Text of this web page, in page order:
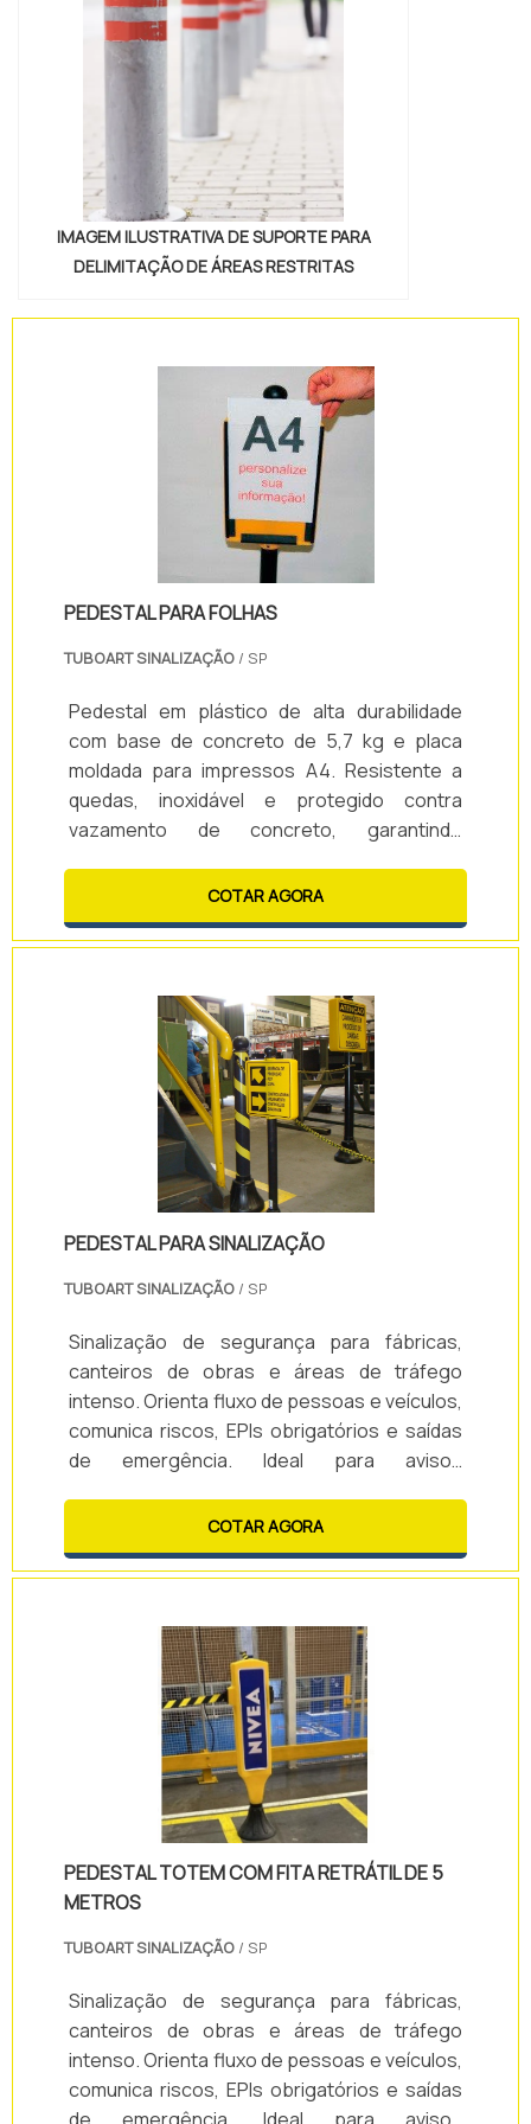
IMAGEM ILUSTRATIVA DE SUPORTE PARA
DELIMITAÇÃO DE ÁREAS RESTRITAS
PEDESTAL PARA FOLHAS
TUBOART SINALIZAÇÃO / SP
Pedestal em plástico de alta durabilidade
com base de concreto de 5,7 kg e placa
moldada para impressos A4. Resistente a
quedas, inoxidável e protegido contra
vazamento de concreto, garantindo
informações de forma prática e visualmente
superior, mesmo em ambientes externos.
COTAR AGORA
PEDESTAL PARA SINALIZAÇÃO
TUBOART SINALIZAÇÃO / SP
Sinalização de segurança para fábricas,
canteiros de obras e áreas de tráfego
intenso. Orienta fluxo de pessoas e veículos,
comunica riscos, EPIs obrigatórios e saídas
de emergência. Ideal para avisos
comunicação rápida em ambientes
industriais e comerciais.
COTAR AGORA
PEDESTAL TOTEM COM FITA RETRÁTIL DE 5
METROS
TUBOART SINALIZAÇÃO / SP
Sinalização de segurança para fábricas,
canteiros de obras e áreas de tráfego
intenso. Orienta fluxo de pessoas e veículos,
comunica riscos, EPIs obrigatórios e saídas